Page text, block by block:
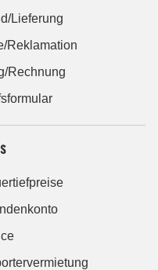
Lieferung
Reklamation
Rechnung